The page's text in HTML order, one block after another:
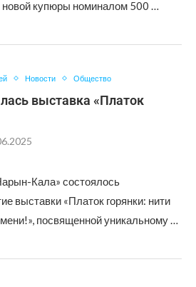
купюры номиналом 500 …
Новости Общество
выставка «Платок
Кала» состоялось
выставки «Платок горянки: нити
посвященной уникальному …